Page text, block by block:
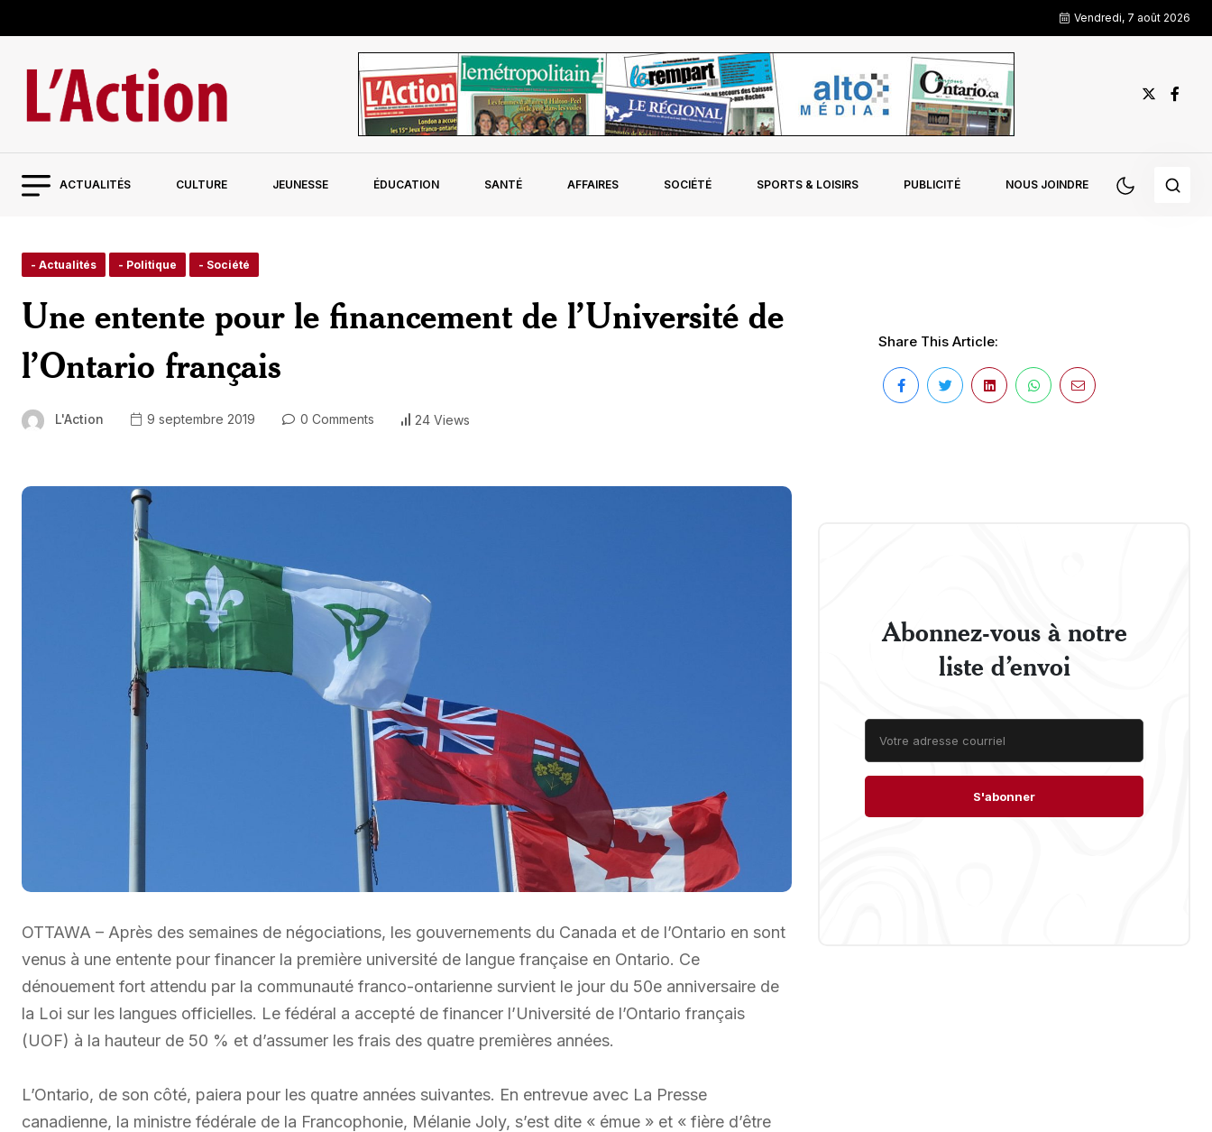
Vendredi, 7 août 2026
ACTUALITÉS CULTURE JEUNESSE ÉDUCATION SANTÉ AFFAIRES SOCIÉTÉ SPORTS & LOISIRS PUBLICITÉ NOUS JOINDRE
- Actualités - Politique - Société
Une entente pour le financement de l’Université de
l’Ontario français
L'Action 9 septembre 2019 0 Comments 24 Views
Share This Article:
OTTAWA – Après des semaines de négociations, les gouvernements du Canada et de l’Ontario en sont
venus à une entente pour financer la première université de langue française en Ontario. Ce
dénouement fort attendu par la communauté franco-ontarienne survient le jour du 50e anniversaire de
la Loi sur les langues officielles. Le fédéral a accepté de financer l’Université de l’Ontario français
(UOF) à la hauteur de 50 % et d’assumer les frais des quatre premières années.
L’Ontario, de son côté, paiera pour les quatre années suivantes. En entrevue avec La Presse
canadienne, la ministre fédérale de la Francophonie, Mélanie Joly, s’est dite « émue » et « fière d’être
Abonnez-vous à notre
liste d’envoi